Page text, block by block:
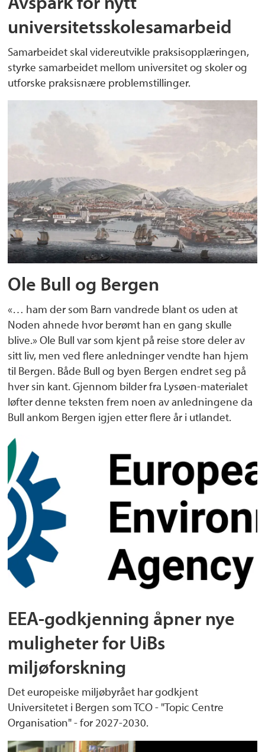
universitetsskolesamarbeid
Samarbeidet skal videreutvikle praksisopplæringen,
styrke samarbeidet mellom universitet og skoler og
utforske praksisnære problemstillinger.
Ole Bull og Bergen
«… ham der som Barn vandrede blant os uden at
Noden ahnede hvor berømt han en gang skulle
blive.» Ole Bull var som kjent på reise store deler av
sitt liv, men ved flere anledninger vendte han hjem
til Bergen. Både Bull og byen Bergen endret seg på
hver sin kant. Gjennom bilder fra Lysøen-materialet
løfter denne teksten frem noen av anledningene da
Bull ankom Bergen igjen etter flere år i utlandet.
EEA-godkjenning åpner nye
muligheter for UiBs
miljøforskning
Det europeiske miljøbyrået har godkjent
Universitetet i Bergen som TCO - "Topic Centre
Organisation" - for 2027-2030.